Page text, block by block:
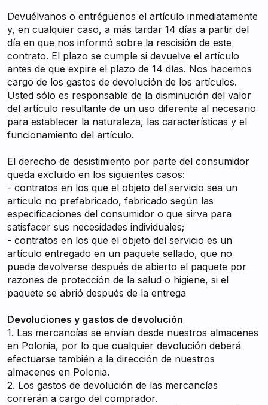
Devuélvanos o entréguenos el artículo inmediatamente
y, en cualquier caso, a más tardar 14 días a partir del
día en que nos informó sobre la rescisión de este
contrato. El plazo se cumple si devuelve el artículo
antes de que expire el plazo de 14 días. Nos hacemos
cargo de los gastos de devolución de los artículos.
Usted sólo es responsable de la disminución del valor
del artículo resultante de un uso diferente al necesario
para establecer la naturaleza, las características y el
funcionamiento del artículo.
El derecho de desistimiento por parte del consumidor
queda excluido en los siguientes casos:
- contratos en los que el objeto del servicio sea un
artículo no prefabricado, fabricado según las
especificaciones del consumidor o que sirva para
satisfacer sus necesidades individuales;
- contratos en los que el objeto del servicio es un
artículo entregado en un paquete sellado, que no
puede devolverse después de abierto el paquete por
razones de protección de la salud o higiene, si el
paquete se abrió después de la entrega
Devoluciones y gastos de devolución
1. Las mercancías se envían desde nuestros almacenes
en Polonia, por lo que cualquier devolución deberá
efectuarse también a la dirección de nuestros
almacenes en Polonia.
2. Los gastos de devolución de las mercancías
correrán a cargo del comprador.